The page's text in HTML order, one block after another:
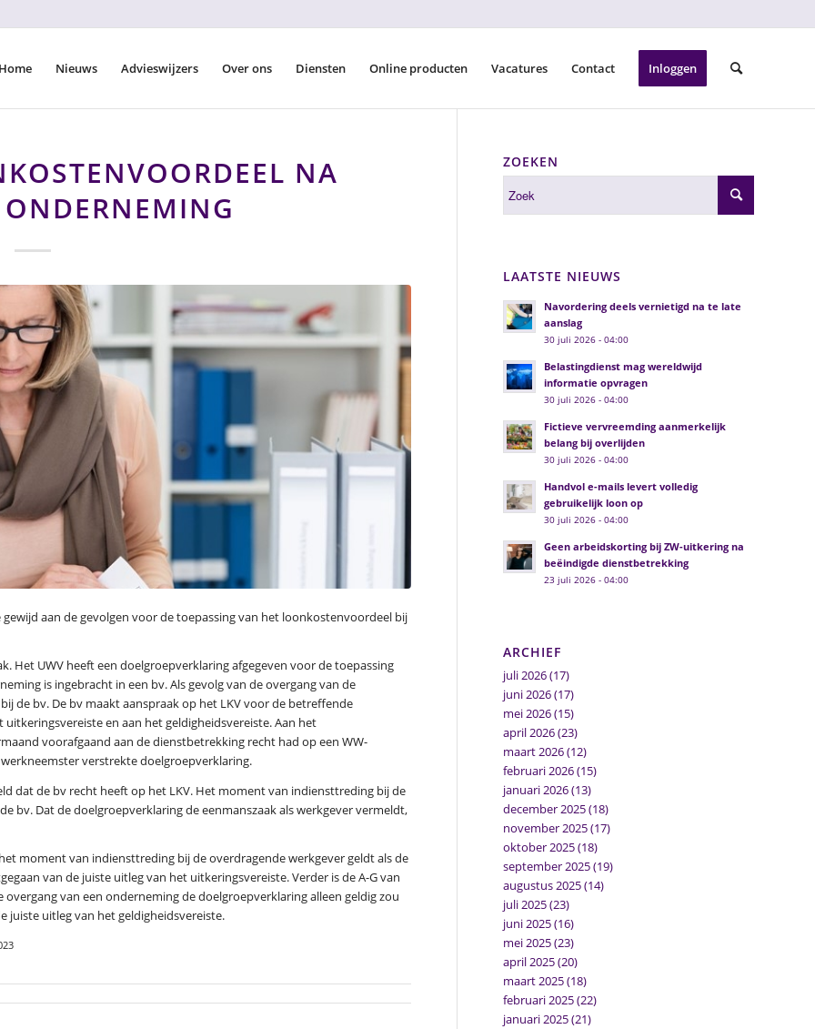
Home Nieuws Advieswijzers Over ons Diensten Online producten Vacatures Contact Inloggen
NA
gewijd aan de gevolgen voor de toepassing van het loonkostenvoordeel bij
Het UWV heeft een doelgroepverklaring afgegeven voor de toepassing
is ingebracht in een bv. Als gevolg van de overgang van de
de bv. De bv maakt aanspraak op het LKV voor de betreffende
en aan het geldigheidsvereiste. Aan het
voorafgaand aan de dienstbetrekking recht had op een WW-
verstrekte doelgroepverklaring.
dat de bv recht heeft op het LKV. Het moment van indiensttreding bij de
bv. Dat de doelgroepverklaring de eenmanszaak als werkgever vermeldt,
moment van indiensttreding bij de overdragende werkgever geldt als de
van de juiste uitleg van het uitkeringsvereiste. Verder is de A-G van
van een onderneming de doelgroepverklaring alleen geldig zou
juiste uitleg van het geldigheidsvereiste.
ZOEKEN
LAATSTE NIEUWS
Navordering deels vernietigd na te late
aanslag
30 juli 2026 - 04:00
Belastingdienst mag wereldwijd
informatie opvragen
30 juli 2026 - 04:00
Fictieve vervreemding aanmerkelijk
belang bij overlijden
30 juli 2026 - 04:00
Handvol e-mails levert volledig
gebruikelijk loon op
30 juli 2026 - 04:00
Geen arbeidskorting bij ZW-uitkering na
beëindigde dienstbetrekking
23 juli 2026 - 04:00
ARCHIEF
juli 2026(17)
juni 2026(17)
mei 2026(15)
april 2026(23)
maart 2026(12)
februari 2026(15)
januari 2026(13)
december 2025(18)
november 2025(17)
oktober 2025(18)
september 2025(19)
augustus 2025(14)
juli 2025(23)
juni 2025(16)
mei 2025(23)
april 2025(20)
maart 2025(18)
februari 2025(22)
januari 2025(21)